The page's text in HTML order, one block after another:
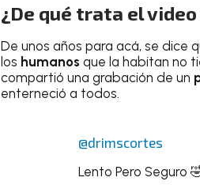
¿De qué trata el
De unos años para acá, se dice
los humanos que la habitan no
compartió una grabación de un
enterneció a todos.
@drimscortes
Lento Pero Seguro